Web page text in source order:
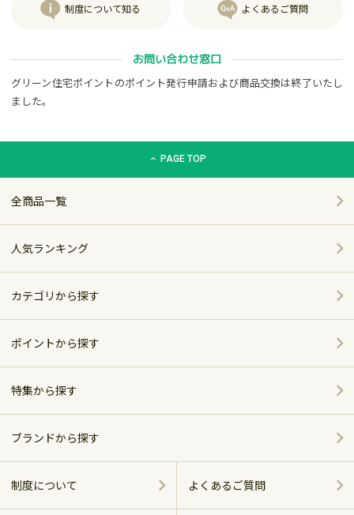
制度について知る よくあるご質問
お問い合わせ窓口
グリーン住宅ポイントのポイント発行申請および商品交換は終了いたし
ました。
グリーン住宅ポイント交換商品カタログサイト「エコdeギフ
PAGE TOP
全商品一覧
人気ランキング
カテゴリから探す
家電
家具・インテリア
ホーム＆キッチン
アウトドア・スポーツ
ポイントから探す
～5,000pt
5,001～10,000pt
10,001～20,000pt
特集から探す
ポイント別おすすめ商品
おしゃれで便利なキッチンアイテム
ブランドから探す
シャープ
制度について よくあるご質問